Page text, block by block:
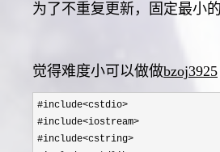
为了不重复更新，固定最小
觉得难度小可以做做bzoj3925
#include<cstdio>
#include<iostream>
#include<cstring>